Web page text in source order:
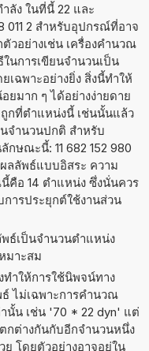
ลัง ในที่นี้ 22 และ
011 2 สำหรับอุปกรณ์ที่อาจ
วอย่างเช่น เครื่องคำนวณ
นการเขียนจำนวนเป็น
ยเฉพาะอย่างยิ่ง สิ่งนี้ทำให้
ยมาก ๆ ได้อย่างง่ายดาย
กที่ตำแหน่งนี้ เช่นนั้นแล้ว
จำนวนปกติ สำหรับ
กษณะนี้: 11 682 152 980
ผลลัพธ์แบบอิสระ ความ
คือ 14 ตำแหน่ง ซึ่งนั่นควร
ารประยุกต์ใช้งานส่วน
ธ์เป็นจำนวนตำแหน่ง
มาะสม
ำให้การใช้นิพจน์ทาง
ไม่เฉพาะการคำนวณ
นั้น เช่น '70 * 22 dyn' แต่
กต่างกันกับอีกจำนวนหนึ่ง
โดยตัวอย่างอาจอยู่ใน